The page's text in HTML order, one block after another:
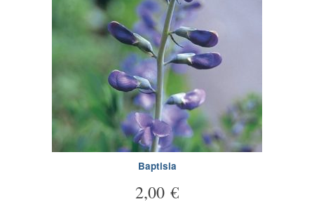
Baptisia
2,00 €